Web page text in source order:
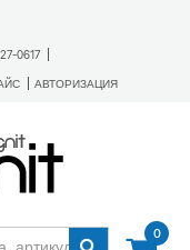
0617
АВТОРИЗАЦИЯ
0